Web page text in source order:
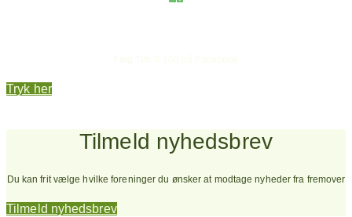
Tryk her
Tilmeld nyhedsbrev
Du kan frit vælge hvilke foreninger du ønsker at modtage nyheder fra fremover
Tilmeld nyhedsbrev